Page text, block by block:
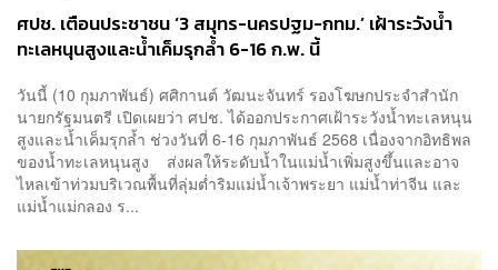
ศปช. เตือนประชาชน ‘3 สมุทร-นครปฐม-กทม.’ เฝ้าระวังน้ำ
ทะเลหนุนสูงและน้ำเค็มรุกล้ำ 6-16 ก.พ. นี้
วันนี้ (10 กุมภาพันธ์) ศศิกานต์ วัฒนะจันทร์ รองโฆษกประจำสำนัก
นายกรัฐมนตรี เปิดเผยว่า ศปช. ได้ออกประกาศเฝ้าระวังน้ำทะเลหนุน
สูงและน้ำเค็มรุกล้ำ ช่วงวันที่ 6-16 กุมภาพันธ์ 2568 เนื่องจากอิทธิพล
ของน้ำทะเลหนุนสูง ส่งผลให้ระดับน้ำในแม่น้ำเพิ่มสูงขึ้นและอาจ
ไหลเข้าท่วมบริเวณพื้นที่ลุ่มต่ำริมแม่น้ำเจ้าพระยา แม่น้ำท่าจีน และ
แม่น้ำแม่กลอง ร...